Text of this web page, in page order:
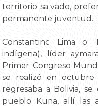
territorio salvado,
permanente juventud.
Constantino Lima o
indígena), líder
Primer Congreso
se realizó en octubre
regresaba a Bolivia,
pueblo Kuna, allí las